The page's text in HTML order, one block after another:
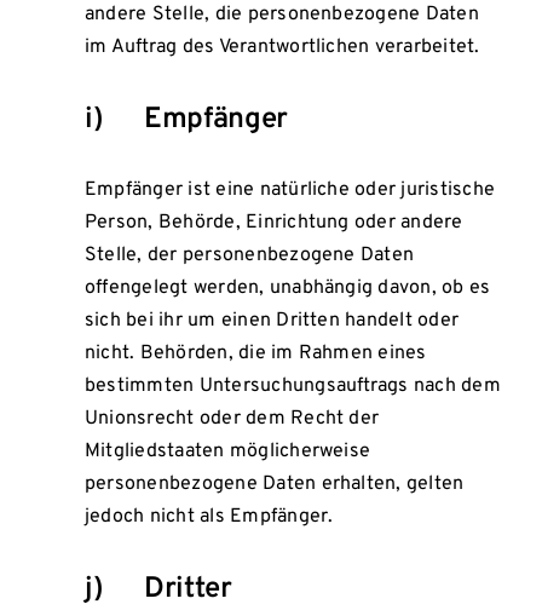
andere Stelle, die personenbezogene Daten
im Auftrag des Verantwortlichen verarbeitet.
i) Empfänger
Empfänger ist eine natürliche oder juristische
Person, Behörde, Einrichtung oder andere
Stelle, der personenbezogene Daten
offengelegt werden, unabhängig davon, ob es
sich bei ihr um einen Dritten handelt oder
nicht. Behörden, die im Rahmen eines
bestimmten Untersuchungsauftrags nach dem
Unionsrecht oder dem Recht der
Mitgliedstaaten möglicherweise
personenbezogene Daten erhalten, gelten
jedoch nicht als Empfänger.
j) Dritter